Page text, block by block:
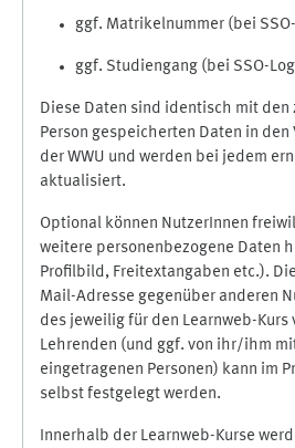
ggf. Matrikelnummer (bei
ggf. Studiengang (bei SSO-
Diese Daten sind identisch mit den
Person gespeicherten Daten in den
der WWU und werden bei jedem
aktualisiert.
Optional können NutzerInnen
weitere personenbezogene Daten
Profilbild, Freitextangaben etc.).
Mail-Adresse gegenüber anderen
des jeweilig für den Learnweb-
Lehrenden (und ggf. von ihr/ihm
eingetragenen Personen) kann im
selbst festgelegt werden.
Innerhalb der Learnweb-Kurse